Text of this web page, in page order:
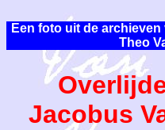
Een foto uit de
Theo
Jacobus